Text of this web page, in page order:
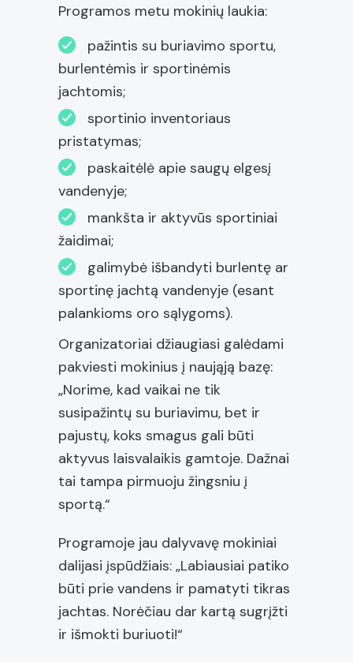
Programos metu mokinių laukia:
pažintis su buriavimo sportu,
burlentėmis ir sportinėmis
jachtomis;
sportinio inventoriaus
pristatymas;
paskaitėlė apie saugų elgesį
vandenyje;
mankšta ir aktyvūs sportiniai
žaidimai;
galimybė išbandyti burlentę ar
sportinę jachtą vandenyje (esant
palankioms oro sąlygoms).
Organizatoriai džiaugiasi galėdami
pakviesti mokinius į naująją bazę:
„Norime, kad vaikai ne tik
susipažintų su buriavimu, bet ir
pajustų, koks smagus gali būti
aktyvus laisvalaikis gamtoje. Dažnai
tai tampa pirmuoju žingsniu į
sportą.“
Programoje jau dalyvavę mokiniai
dalijasi įspūdžiais: „Labiausiai patiko
būti prie vandens ir pamatyti tikras
jachtas. Norėčiau dar kartą sugrįžti
ir išmokti buriuoti!“